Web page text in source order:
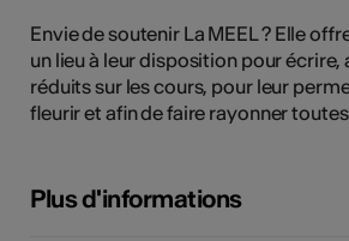
Envie de soutenir La MEEL ? Elle
un lieu à leur disposition pour écrire,
réduits sur les cours, pour leur
fleurir et afin de faire rayonner
Plus d'informations